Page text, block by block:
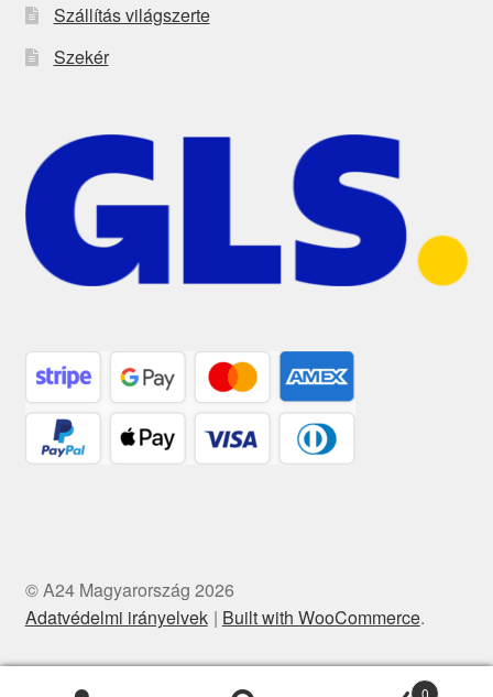
Szállítás világszerte
Szekér
© A24 Magyarország 2026
Adatvédelmi irányelvek
Built with WooCommerce.
0